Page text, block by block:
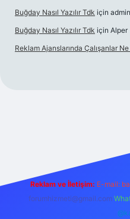
Buğday Nasıl Yazılır Tdk için admin
Buğday Nasıl Yazılır Tdk için Alper
Reklam Ajanslarında Çalışanlar
Reklam ve İletişim: E-mail:
forumhizmeti@gmail.com